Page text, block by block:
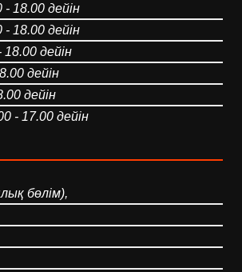
18.00 дейін
18.00 дейін
дейін
дейін
дейін
- 17.00 дейін
бөлім),